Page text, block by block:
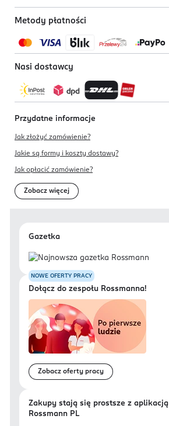
Metody płatności
Nasi dostawcy
Przydatne informacje
Jak złożyć zamówienie?
Jakie są formy i koszty dostawy?
Jak opłacić zamówienie?
Zobacz więcej
Gazetka
NOWE OFERTY PRACY
Dołącz do zespołu Rossmanna!
Zobacz oferty pracy
Zakupy stają się prostsze z aplikacją
Rossmann PL